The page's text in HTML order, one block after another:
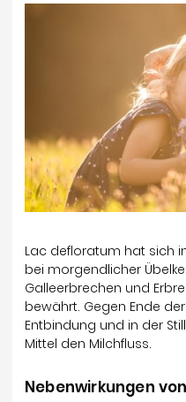
Lac defloratum hat sich
bei morgendlicher
Galleerbrechen und
bewährt. Gegen Ende
Entbindung und in der
Mittel den Milchfluss.
Nebenwirkungen